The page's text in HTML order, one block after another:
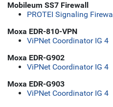
Mobileum SS7 Firewall
PROTEI Signaling Firewall
Moxa EDR-810-VPN
ViPNet Coordinator IG 4
Moxa EDR-G902
ViPNet Coordinator IG 4
Moxa EDR-G903
ViPNet Coordinator IG 4